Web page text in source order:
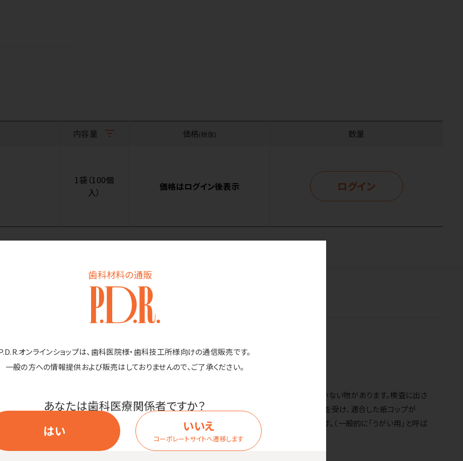
歯科材料の通販
オンラインショップは、歯科医院様・歯科技工所様向けの通信販売です。
一般の方への情報提供および販売はしておりませんので、ご了承ください。
あなたは歯科医療関係者ですか？
はい
いいえ
コーポレートサイトへ遷移します
内容量 価格(税抜) 数量
1袋（100個
入）
価格はログイン後表示 ログイン
商品詳細
風景。
飲料用」があります。紙コップには「食品、添加物等の規格基準第3」という検査を通った物と通っていない物があります。検査に出さ
液体を体内に取り込むこともあり得るとして、体に害のある物質が溶け出さないかなど様々な検査を受け、適合した紙コップが
す。検査に出さない紙コップは、紙に触れた液体を体内に取り込むことは想定外として作られています。（一般的に「うがい用」と呼ば
です。